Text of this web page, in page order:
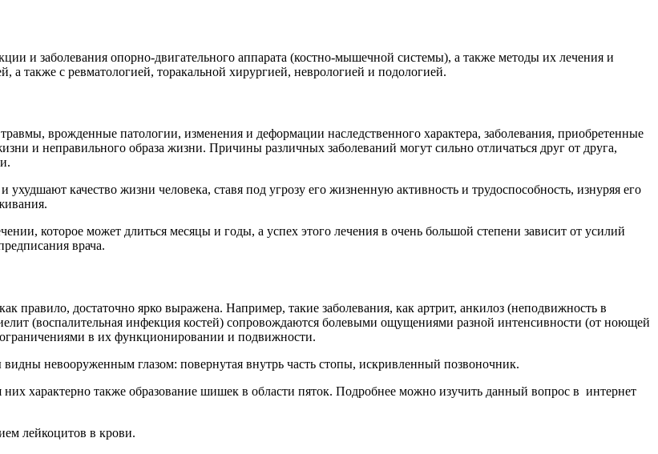
и заболевания опорно-двигательного аппарата (костно-мышечной системы), а также методы их лечения и
также с ревматологией, торакальной хирургией, неврологией и подологией.
врожденные патологии, изменения и деформации наследственного характера, заболевания, приобретенные
и неправильного образа жизни. Причины различных заболеваний могут сильно отличаться друг от друга,
качество жизни человека, ставя под угрозу его жизненную активность и трудоспособность, изнуряя его
которое может длиться месяцы и годы, а успех этого лечения в очень большой степени зависит от усилий
врача.
правило, достаточно ярко выражена. Например, такие заболевания, как артрит, анкилоз (неподвижность в
(воспалительная инфекция костей) сопровождаются болевыми ощущениями разной интенсивности (от ноющей
в их функционировании и подвижности.
невооруженным глазом: повернутая внутрь часть стопы, искривленный позвоночник.
характерно также образование шишек в области пяток. Подробнее можно изучить данный вопрос в интернет
лейкоцитов в крови.